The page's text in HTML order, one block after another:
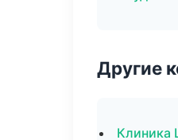
Другие
Клиника